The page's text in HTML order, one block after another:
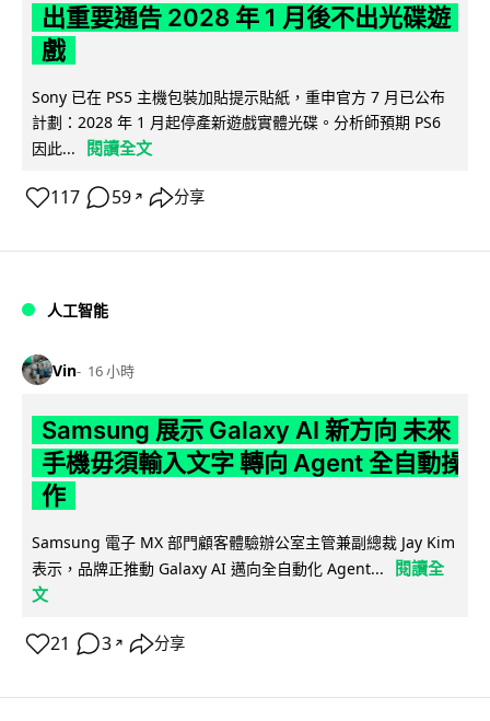
出重要通告 2028 年 1 月後不出光碟遊
戲
Sony 已在 PS5 主機包裝加貼提示貼紙，重申官方 7 月已公布
計劃：2028 年 1 月起停產新遊戲實體光碟。分析師預期 PS6
因此...
閱讀全文
117 59 ↗ 分享
人工智能
Vin 16 小時
Samsung 展示 Galaxy AI 新方向 未來
手機毋須輸入文字 轉向 Agent 全自動操
作
Samsung 電子 MX 部門顧客體驗辦公室主管兼副總裁 Jay Kim
表示，品牌正推動 Galaxy AI 邁向全自動化 Agent...
閱讀全
文
21 3 ↗ 分享